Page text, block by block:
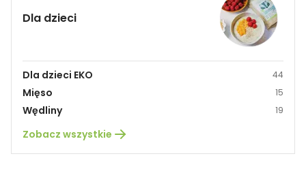
Dla dzieci
Dla dzieci EKO 44
Mięso 15
Wędliny 19
Zobacz wszystkie